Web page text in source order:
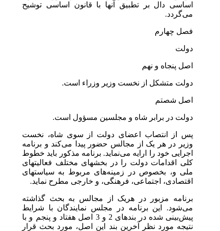
اساسی دال بر تطبیق آنها با قانون اساسی توشیح
می‌گردد.
فصل چهارم
دولت
اصل پنجاه و نهم
دولت متشکل از نخست وزیر وزراء است.
اصل شصتم
دولت در برابر شاه و مجلسین مسؤول است.
پس از انتصاب اعضای دولت از سوی شاه، نخست
وزیر در هر یک از مجالس حضور پیدا می‌کند و برنامه
اجرایی خود را ارایه می‌نماید. برنامه مذکور باید خطوط
کلی اقدامات دولت را در بخشهای مختلف فعالیتهای
ملی و، بخصوص در زمینه‌های مربوط به سیاستهای
اقتصادی، اجتماعی، فرهنگی، و خارجی مطرح نماید.
برنامه مزبور در هریک از مجالس به بحث گذاشته
می‌شود. این برنامه در مجلس نمایندگان با شرایط
پیش‌بینی شده در بندهای 2 و 3 اصل هفتاد و پنجم و با
نتیجه مورد نظر آخرین بند این اصل، مورد بحث قرار